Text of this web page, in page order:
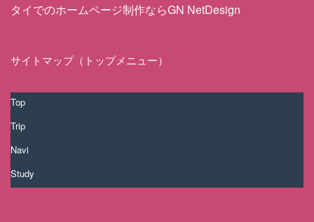
タイでのホームページ制作ならGN NetDesign
サイトマップ（トップメニュー）
Top
Trip
Navi
Study